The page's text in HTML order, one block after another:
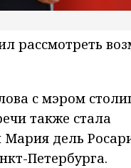
рассмотреть
с мэром
также стала
дель
Петербурга.